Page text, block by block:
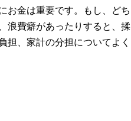
お金は重要です。もし、どち
浪費癖があったりすると、揉
担、家計の分担についてよく